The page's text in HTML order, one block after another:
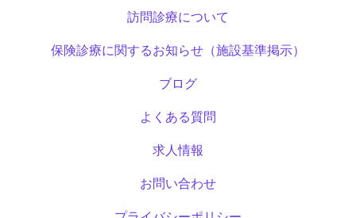
訪問診療について
保険診療に関するお知らせ（施設基準掲示）
ブログ
よくある質問
求人情報
お問い合わせ